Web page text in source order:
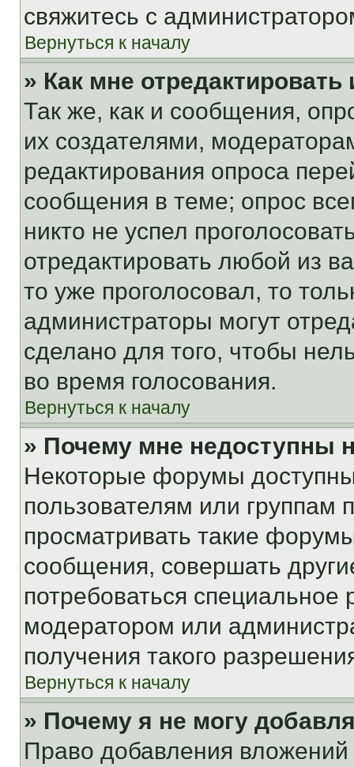
свяжитесь с
Вернуться к началу
» Как мне
Так же, как и сообщения,
их создателями,
редактирования опроса
сообщения в теме; опрос
никто не успел
отредактировать любой из
то уже проголосовал, то
администраторы могут
сделано для того, чтобы
во время голосования.
Вернуться к началу
» Почему мне недоступны
Некоторые форумы
пользователям или группам
просматривать такие
сообщения, совершать
потребоваться
модератором или
получения такого
Вернуться к началу
» Почему я не могу
Право добавления